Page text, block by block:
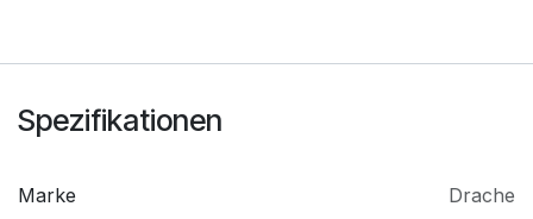
Spezifikationen
Marke Drache